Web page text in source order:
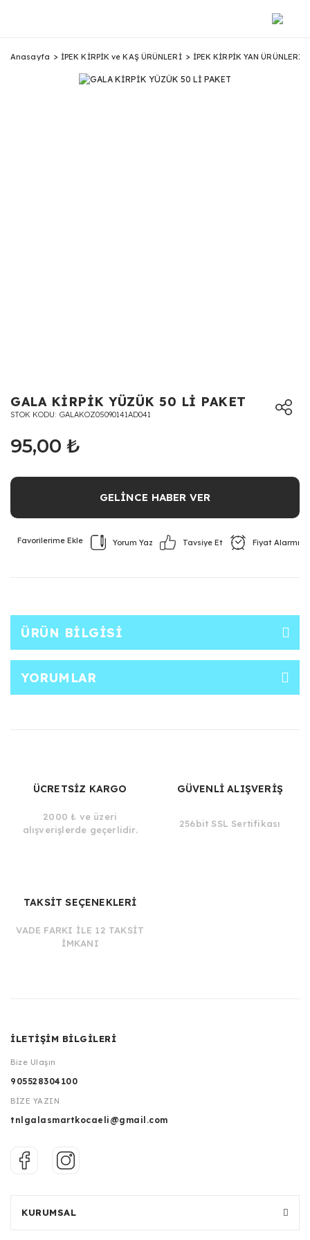
Anasayfa İPEK KİRPİK ve KAŞ ÜRÜNLERİ İPEK KİRPİK YAN ÜRÜNLERİ
GALA KİRPİK YÜZÜK 50 Lİ PAKET
STOK KODU GALAKOZ05090141AD041
95,00 ₺
GELİNCE HABER VER
Yorum Yaz Tavsiye Et Fiyat Alarmı
ÜRÜN BILGISI
YORUMLAR
ÜCRETSİZ KARGO
2000 ₺ ve üzeri
alışverişlerde geçerlidir.
GÜVENLİ ALIŞVERİŞ
256bit SSL Sertifikası
TAKSİT SEÇENEKLERİ
VADE FARKI İLE 12 TAKSİT
İMKANI
İLETİŞİM BİLGİLERİ
Bize Ulaşın
905528304100
BİZE YAZIN
tnlgalasmartkocaeli@gmail.com
KURUMSAL